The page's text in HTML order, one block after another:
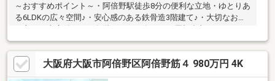
～おすすめポイント～・阿倍野駅徒歩8分の便利な立地・ゆとりあ
る6LDKの広々空間♪・安心感のある鉄骨造3階建て♪・大切なお車
家族みんなで快適に暮らせる間取り♪・周辺には生活施設が整った
住みやすい環境♪～周辺環境～・スーパーまで徒歩約9分・コンビ
ニまで徒歩約4分・苗代小学校 徒歩約8分ハルカスやキューズモ
ールも徒歩12分圏内と便利♪ぜひ一度ご覧になってみませんか♪住
大阪府大阪市阿倍野区阿倍野筋４ 980万円 4K